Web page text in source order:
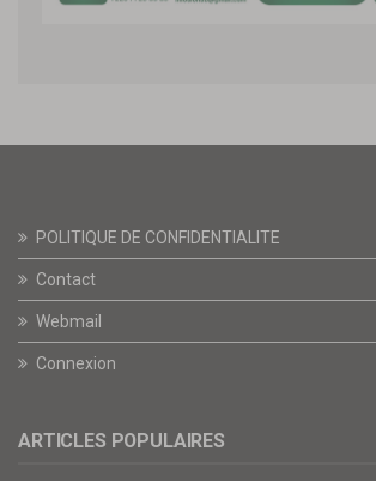
POLITIQUE DE CONFIDENTIALITE
Contact
Webmail
Connexion
ARTICLES POPULAIRES